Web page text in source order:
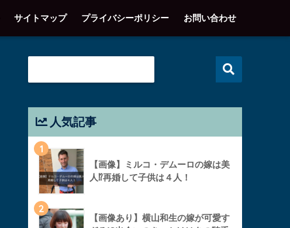
サイトマップ プライバシーポリシー お問い合わせ
人気記事
1
【画像】ミルコ・デムーロの嫁は美
人⁉︎再婚して子供は４人！
2
【画像あり】横山和生の嫁が可愛す